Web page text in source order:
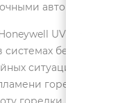
автоматами серий
UVZ780 BLUE
безопасности
ситуаций. Датчик
горелки датчик